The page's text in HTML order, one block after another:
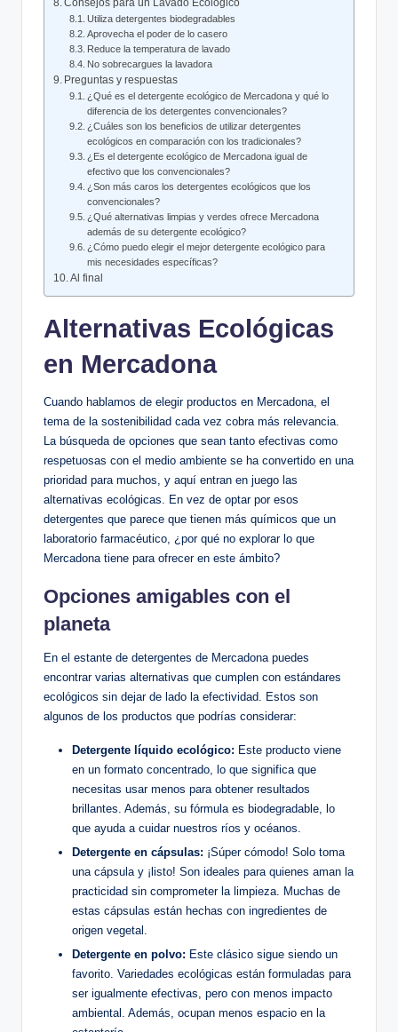
Consejos para un Lavado Ecológico
Utiliza detergentes biodegradables
Aprovecha el poder de lo casero
Reduce la temperatura de lavado
No sobrecargues la lavadora
Preguntas y respuestas
¿Qué es el detergente ecológico de Mercadona y qué lo
diferencia de los detergentes convencionales?
¿Cuáles son los beneficios de utilizar detergentes
ecológicos en comparación con los tradicionales?
¿Es el detergente ecológico de Mercadona igual de
efectivo que los convencionales?
¿Son más caros los detergentes ecológicos que los
convencionales?
¿Qué alternativas limpias y verdes ofrece Mercadona
además de su detergente ecológico?
¿Cómo puedo elegir el mejor detergente ecológico para
mis necesidades específicas?
Al final
Alternativas Ecológicas
en Mercadona
Cuando hablamos de elegir productos en Mercadona, el
tema de la sostenibilidad cada vez cobra más relevancia.
La búsqueda de opciones que sean tanto efectivas como
respetuosas con el medio ambiente se ha convertido en una
prioridad para muchos, y aquí entran en juego las
alternativas ecológicas. En vez de optar por esos
detergentes que parece que tienen más químicos que un
laboratorio farmacéutico, ¿por qué no explorar lo que
Mercadona tiene para ofrecer en este ámbito?
Opciones amigables con el
planeta
En el estante de detergentes de Mercadona puedes
encontrar varias alternativas que cumplen con estándares
ecológicos sin dejar de lado la efectividad. Estos son
algunos de los productos que podrías considerar:
Detergente líquido ecológico: Este producto viene
en un formato concentrado, lo que significa que
necesitas usar menos para obtener resultados
brillantes. Además, su fórmula es biodegradable, lo
que ayuda a cuidar nuestros ríos y océanos.
Detergente en cápsulas: ¡Súper cómodo! Solo toma
una cápsula y ¡listo! Son ideales para quienes aman la
practicidad sin comprometer la limpieza. Muchas de
estas cápsulas están hechas con ingredientes de
origen vegetal.
Detergente en polvo: Este clásico sigue siendo un
favorito. Variedades ecológicas están formuladas para
ser igualmente efectivas, pero con menos impacto
ambiental. Además, ocupan menos espacio en la